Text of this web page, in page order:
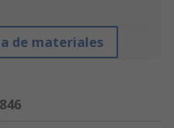
de materiales